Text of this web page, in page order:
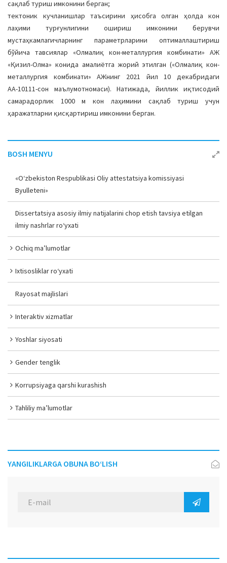
сақлаб туриш имконини берган;
тектоник кучланишлар таъсирини ҳисобга олган ҳолда кон
лаҳими турғунлигини ошириш имконини берувчи
мустаҳкамлагичларнинг параметрларини оптималлаштириш
бўйича тавсиялар «Олмалиқ кон-металлургия комбинати» АЖ
«Қизил-Олма» конида амалиётга жорий этилган («Олмалиқ кон-
металлургия комбинати» АЖнинг 2021 йил 10 декабридаги
АА-10111-сон маълумотномаси). Натижада, йиллик иқтисодий
самарадорлик 1000 м кон лаҳимини сақлаб туриш учун
ҳаражатларни қисқартириш имконини берган.
BOSH MENYU
«O‘zbekiston Respublikasi Oliy attestatsiya komissiyasi
Byulleteni»
Dissertatsiya asosiy ilmiy natijalarini chop etish tavsiya etilgan
ilmiy nashrlar ro‘yxati
Ochiq ma’lumotlar
Ixtisosliklar ro‘yxati
Rayosat majlislari
Interaktiv xizmatlar
Yoshlar siyosati
Gender tenglik
Korrupsiyaga qarshi kurashish
Tahliliy ma’lumotlar
YANGILIKLARGA OBUNA BO‘LISH